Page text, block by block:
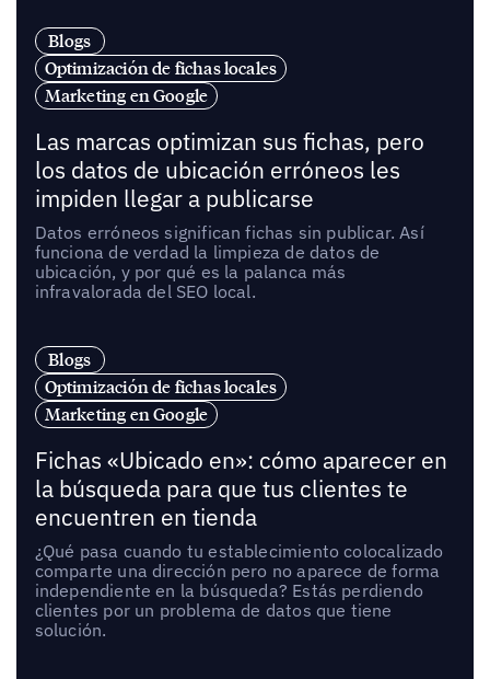
Blogs
Optimización de fichas locales
Marketing en Google
Las marcas optimizan sus fichas, pero
los datos de ubicación erróneos les
impiden llegar a publicarse
Datos erróneos significan fichas sin publicar. Así
funciona de verdad la limpieza de datos de
ubicación, y por qué es la palanca más
infravalorada del SEO local.
Blogs
Optimización de fichas locales
Marketing en Google
Fichas «Ubicado en»: cómo aparecer en
la búsqueda para que tus clientes te
encuentren en tienda
¿Qué pasa cuando tu establecimiento colocalizado
comparte una dirección pero no aparece de forma
independiente en la búsqueda? Estás perdiendo
clientes por un problema de datos que tiene
solución.